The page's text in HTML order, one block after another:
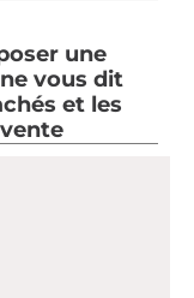
une
vous dit
et les